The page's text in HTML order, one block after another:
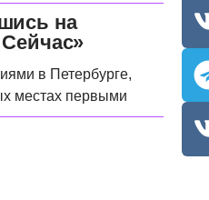
на
в Петербурге,
местах первыми